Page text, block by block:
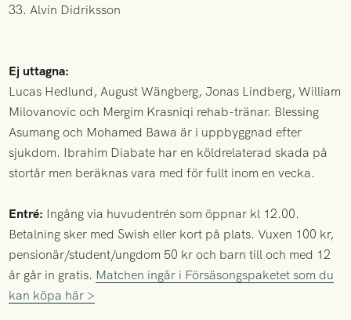
33. Alvin Didriksson
Ej uttagna:
Lucas Hedlund, August Wängberg, Jonas Lindberg, William
Milovanovic och Mergim Krasniqi rehab-tränar. Blessing
Asumang och Mohamed Bawa är i uppbyggnad efter
sjukdom. Ibrahim Diabate har en köldrelaterad skada på
stortår men beräknas vara med för fullt inom en vecka.
Entré: Ingång via huvudentrén som öppnar kl 12.00.
Betalning sker med Swish eller kort på plats. Vuxen 100 kr,
pensionär/student/ungdom 50 kr och barn till och med 12
år går in gratis. Matchen ingår i Försäsongspaketet som du
kan köpa här >